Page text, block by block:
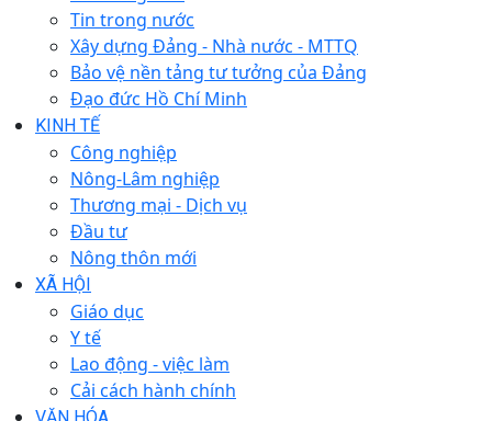
Tin trong nước
Xây dựng Đảng - Nhà nước - MTTQ
Bảo vệ nền tảng tư tưởng của Đảng
Đạo đức Hồ Chí Minh
KINH TẾ
Công nghiệp
Nông-Lâm nghiệp
Thương mại - Dịch vụ
Đầu tư
Nông thôn mới
XÃ HỘI
Giáo dục
Y tế
Lao động - việc làm
Cải cách hành chính